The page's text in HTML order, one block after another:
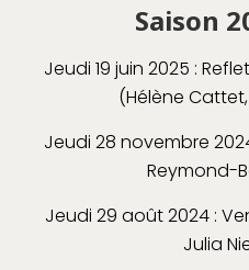
Saison
Jeudi 19 juin 2025 :
(Hélène
Jeudi 28 novembre
Reymond-
Jeudi 29 août 2024 :
Julia